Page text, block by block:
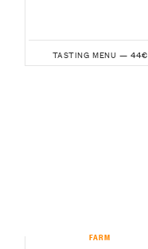
TASTING MENU — 44€
FARM